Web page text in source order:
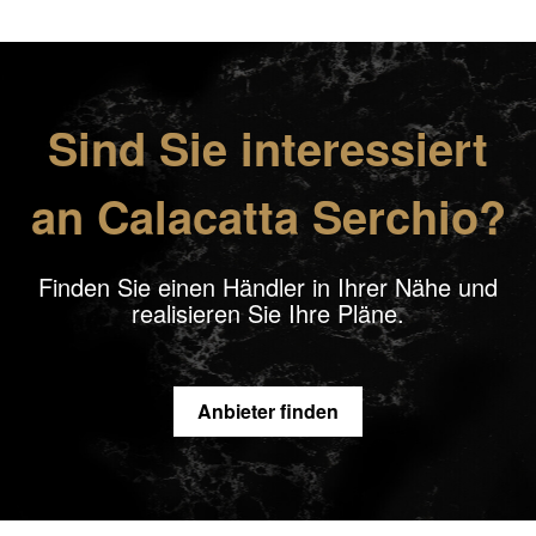
Sind Sie interessiert
an Calacatta Serchio?
Finden Sie einen Händler in Ihrer Nähe und
realisieren Sie Ihre Pläne.
Anbieter finden